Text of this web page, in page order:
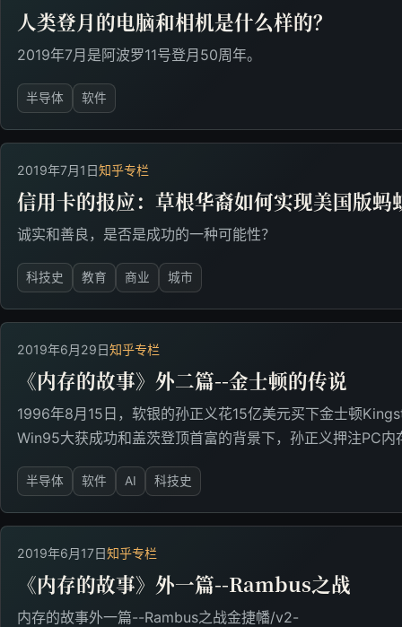
人类登月的电脑和相机是什么样的？
2019年7月是阿波罗11号登月50周年。
半导体 软件
2019年7月1日知乎专栏
信用卡的报应：草根华裔如何实现美国版蚂
诚实和善良，是否是成功的一种可能性？
科技史 教育 商业 城市
2019年6月29日知乎专栏
《内存的故事》外二篇--金士顿的传说
1996年8月15日，软银的孙正义花15亿美元买下金士顿
Win95大获成功和盖茨登顶首富的背景下，孙正义押注PC内
半导体 软件 AI 科技史
2019年6月17日知乎专栏
《内存的故事》外一篇--Rambus之战
内存的故事外一篇--Rambus之战金捷幡/v2-